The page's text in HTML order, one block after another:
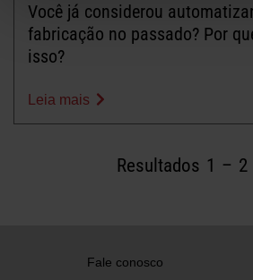
Você já considerou
fabricação no passado? Por
isso?
Leia mais
Resultados 1 – 2
Fale conosco